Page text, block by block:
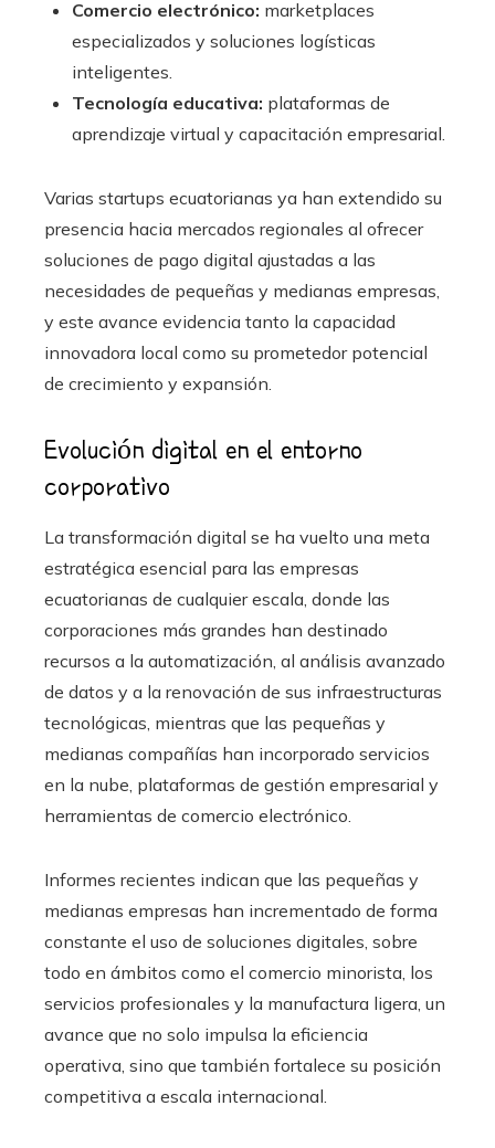
Comercio electrónico: marketplaces
especializados y soluciones logísticas
inteligentes.
Tecnología educativa: plataformas de
aprendizaje virtual y capacitación empresarial.
Varias startups ecuatorianas ya han extendido su
presencia hacia mercados regionales al ofrecer
soluciones de pago digital ajustadas a las
necesidades de pequeñas y medianas empresas,
y este avance evidencia tanto la capacidad
innovadora local como su prometedor potencial
de crecimiento y expansión.
Evolución digital en el entorno
corporativo
La transformación digital se ha vuelto una meta
estratégica esencial para las empresas
ecuatorianas de cualquier escala, donde las
corporaciones más grandes han destinado
recursos a la automatización, al análisis avanzado
de datos y a la renovación de sus infraestructuras
tecnológicas, mientras que las pequeñas y
medianas compañías han incorporado servicios
en la nube, plataformas de gestión empresarial y
herramientas de comercio electrónico.
Informes recientes indican que las pequeñas y
medianas empresas han incrementado de forma
constante el uso de soluciones digitales, sobre
todo en ámbitos como el comercio minorista, los
servicios profesionales y la manufactura ligera, un
avance que no solo impulsa la eficiencia
operativa, sino que también fortalece su posición
competitiva a escala internacional.